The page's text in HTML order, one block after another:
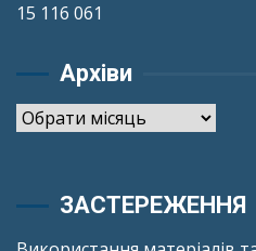
15 116 061
Архіви
Архіви
ЗАСТЕРЕЖЕННЯ